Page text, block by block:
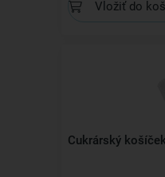
Vložiť do
Cukrárský